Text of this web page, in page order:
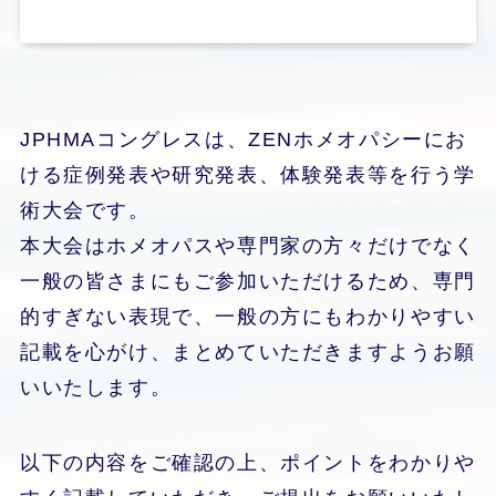
JPHMAコングレスは、ZENホメオパシーにお
ける症例発表や研究発表、体験発表等を行う学
術大会です。
本大会はホメオパスや専門家の方々だけでなく
一般の皆さまにもご参加いただけるため、専門
的すぎない表現で、一般の方にもわかりやすい
記載を心がけ、まとめていただきますようお願
いいたします。
以下の内容をご確認の上、ポイントをわかりや